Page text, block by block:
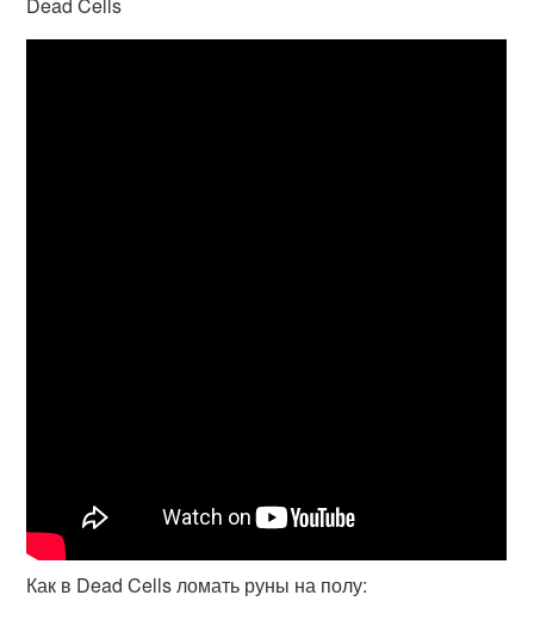
Как в Dead Cells ломать руны на полу: